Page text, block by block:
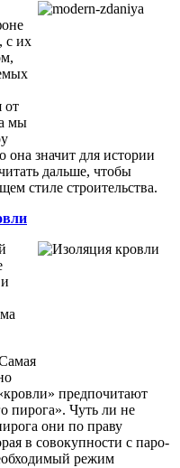
с их
от
мы
она значит для истории
дальше, чтобы
стиле строительства.
предпочитают
пирога». Чуть ли не
они по праву
в совокупности с паро-
режим